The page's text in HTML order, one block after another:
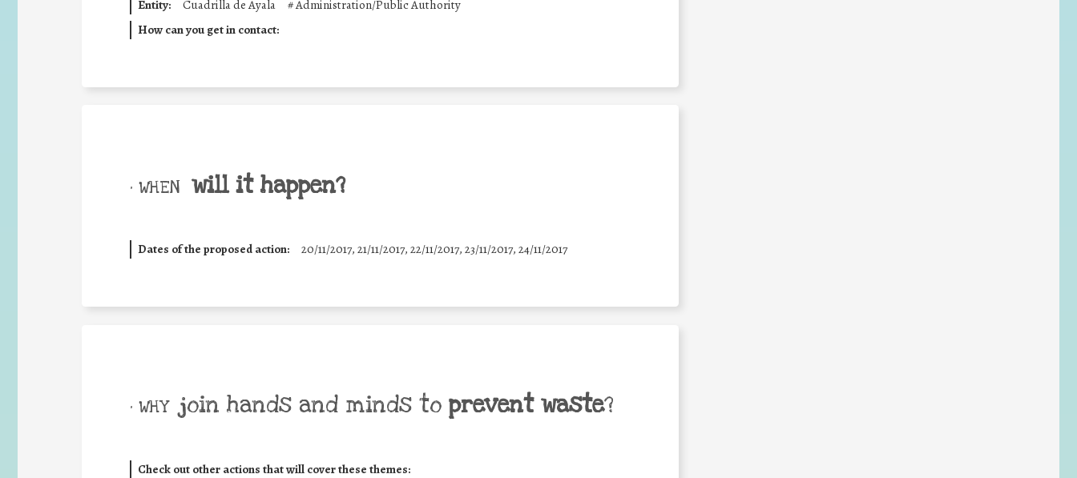
Entity: Cuadrilla de Ayala #Administration/Public Authority
How can you get in contact:
• WHEN will it happen?
Dates of the proposed action: 20/11/2017, 21/11/2017, 22/11/2017, 23/11/2017, 24/11/2017
• WHY join hands and minds to prevent waste?
Check out other actions that will cover these themes: